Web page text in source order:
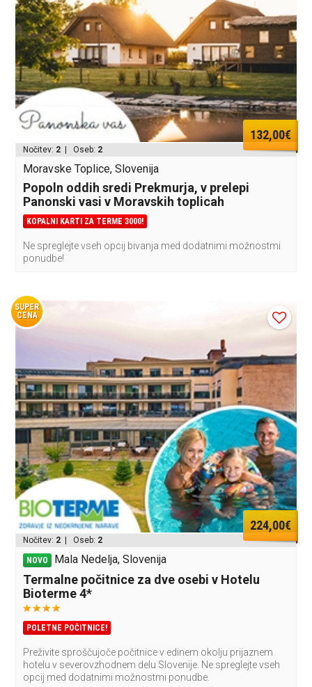
132,00€
Nočitev: 2 | Oseb: 2
Moravske Toplice, Slovenija
Popoln oddih sredi Prekmurja, v prelepi
Panonski vasi v Moravskih toplicah
KOPALNI KARTI ZA TERME 3000!
Ne spreglejte vseh opcij bivanja med dodatnimi možnostmi
ponudbe!
SUPER
CENA
224,00€
Nočitev: 2 | Oseb: 2
NOVO Mala Nedelja, Slovenija
Termalne počitnice za dve osebi v Hotelu
Bioterme 4*
POLETNE POČITNICE!
Preživite sproščujoče počitnice v edinem okolju prijaznem
hotelu v severovzhodnem delu Slovenije. Ne spreglejte vseh
opcij med dodatnimi možnostmi ponudbe.